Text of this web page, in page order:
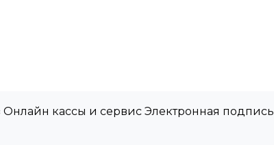
кассы и сервис Электронная подпись